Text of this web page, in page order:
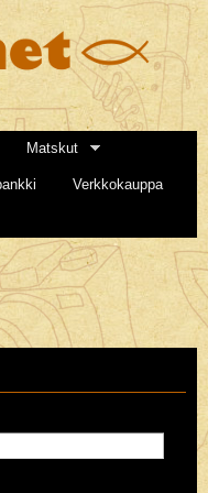
Matskut
Verkkokauppa